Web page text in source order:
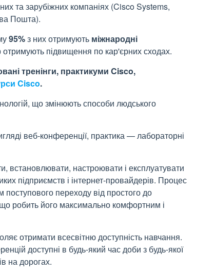
та зарубіжних компаніях (Cisco Systems,
Пошта).
95%з них отримують міжнародні
отримують підвищення по кар'єрних сходах.
тренінги, практикуми Cisco,
Cisco.
що змінюють способи людського
веб-конференції, практика — лабораторні
встановлювати, настроювати і експлуатувати
підприємств і інтернет-провайдерів. Процес
переходу від простого до
робить його максимально комфортним і
отримати всесвітню доступність навчання.
доступні в будь-який час доби з будь-якої
на дорогах.